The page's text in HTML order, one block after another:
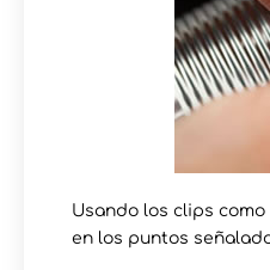
Usando los clips
en los puntos